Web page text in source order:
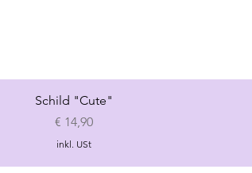
Schnellansicht
Schild "Cute"
Preis
€ 14,90
inkl. USt